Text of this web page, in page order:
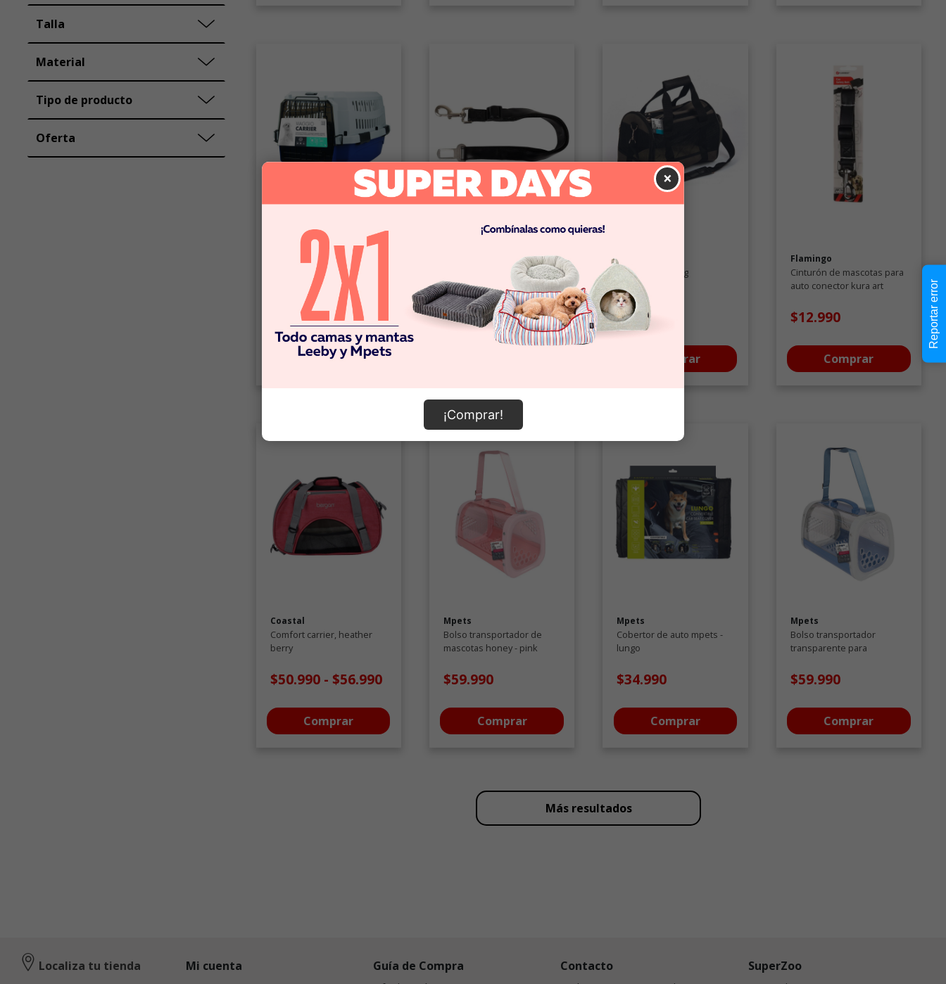
×
¡Comprar!
Talla
Material
Tipo de producto
Oferta
Transportador - Azul
$29.990
$109.990
Comprar
Cinturón de seguridad de
perros para auto conector
kura negro
$9.990
Mpets
Mpets Travel Bag
$32.990
Comprar
Flamingo
Cinturón de mascotas para
auto conector kura art
$12.990
Comprar
Coastal
Comfort carrier, heather
berry
$50.990 - $56.990
Comprar
Mpets
Bolso transportador de
mascotas honey - pink
$59.990
Comprar
Mpets
Cobertor de auto mpets -
lungo
$34.990
Comprar
Mpets
Bolso transportador
transparente para
59.1 cm
$59.990
Comprar
Más resultados
Localiza tu tienda Mi cuenta Guía de Compra Contacto SuperZoo
Reportar error